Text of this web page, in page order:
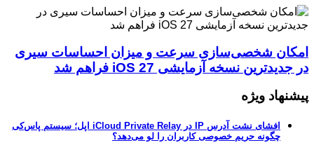
امکان شخصی‌سازی سرعت و میزان احساسات سیری
در جدیدترین نسخه آزمایشی iOS 27 فراهم شد
پیشنهاد ویژه
افشای نشت آدرس IP در iCloud Private Relay اپل؛ سیستم پاس‌کی
چگونه حریم خصوصی کاربران را لو می‌دهد؟